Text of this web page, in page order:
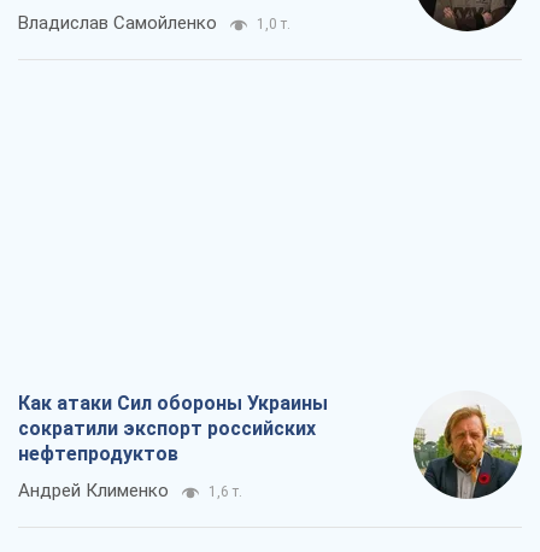
Владислав Самойленко 1,0 т.
Как атаки Сил обороны Украины
сократили экспорт российских
нефтепродуктов
Андрей Клименко 1,6 т.